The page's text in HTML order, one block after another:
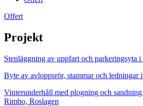
Offert
Projekt
Stenläggning av uppfart och parkeringsyta
Byte av avloppsrör, stammar och ledningar
Vinterunderhåll med plogning och
Rimbo, Roslagen